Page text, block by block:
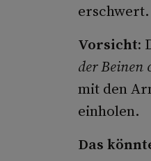
erschwert.
Vorsicht:
der Beinen
mit den
einholen.
Das